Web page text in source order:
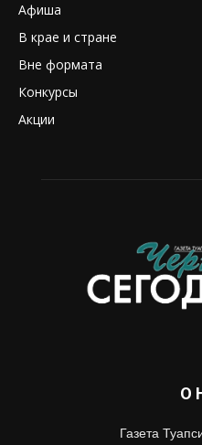
Афиша
В крае и стране
Вне формата
Конкурсы
Акции
О
Газета